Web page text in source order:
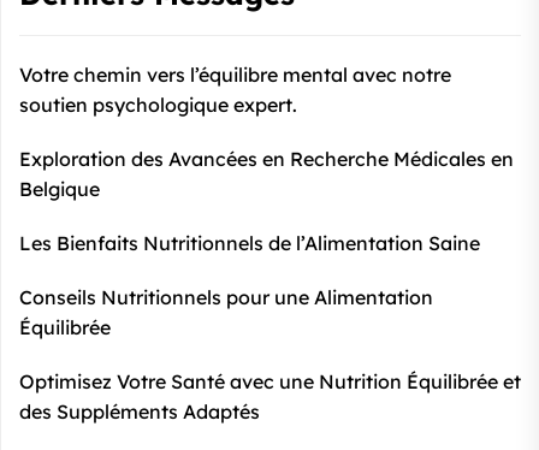
Votre chemin vers l’équilibre mental avec notre
soutien psychologique expert.
Exploration des Avancées en Recherche Médicales en
Belgique
Les Bienfaits Nutritionnels de l’Alimentation Saine
Conseils Nutritionnels pour une Alimentation
Équilibrée
Optimisez Votre Santé avec une Nutrition Équilibrée et
des Suppléments Adaptés